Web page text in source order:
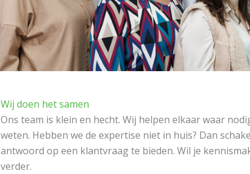
Wij doen het samen
Ons team is klein en hecht. Wij helpen elkaar waar
weten. Hebben we de expertise niet in huis? Dan
antwoord op een klantvraag te bieden. Wil je
verder.